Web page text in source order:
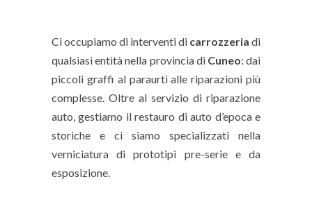
Ci occupiamo di interventi di carrozzeria di
qualsiasi entità nella provincia di Cuneo: dai
piccoli graffi al paraurti alle riparazioni più
complesse. Oltre al servizio di riparazione
auto, gestiamo il restauro di auto d’epoca e
storiche e ci siamo specializzati nella
verniciatura di prototipi pre-serie e da
esposizione.